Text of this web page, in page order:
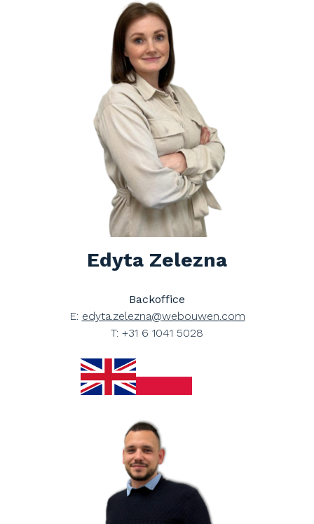
Edyta Zelezna
Backoffice
E: edyta.zelezna@webouwen .com
T: +31 6 1041 5028